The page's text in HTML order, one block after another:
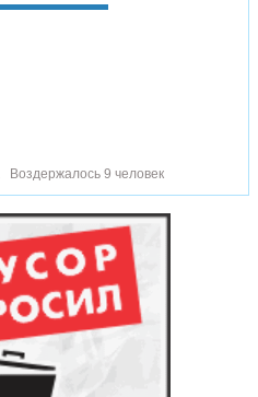
Воздержалось 9 человек